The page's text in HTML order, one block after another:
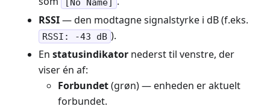
RSSI— den modtagne signalstyrke i dB (f.eks.
RSSI: -43 dB ).
En statusindikator nederst til venstre, der
viser én af:
Forbundet(grøn) — enheden er aktuelt
forbundet.